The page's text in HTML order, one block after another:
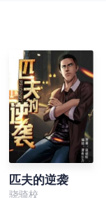
匹夫的逆袭
骁骑校